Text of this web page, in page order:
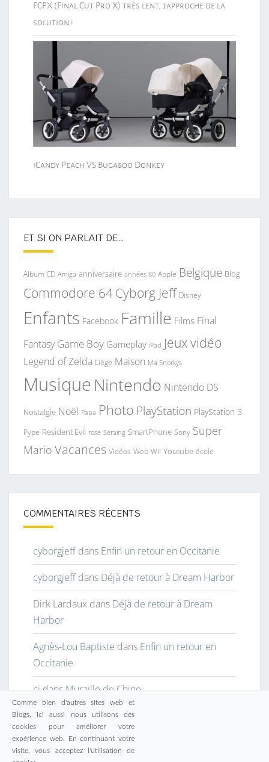
FCPX (Final Cut Pro X) très lent, j’approche de la
solution !
iCandy Peach VS Bugaboo Donkey
ET SI ON PARLAIT DE…
Album CD Amiga anniversaire années 80 Apple Belgique Blog
Commodore 64Cyborg Jeff Disney
Enfants Facebook Famille Films Final
Fantasy Game Boy Gameplay iPad Jeux vidéo
Legend of Zelda Liège Maison Ma Snorkys
MusiqueNintendo Nintendo DS
Nostalgie Noël Papa Photo PlayStation PlayStation 3
Pype Resident Evil rose Seraing SmartPhone Sony Super
Mario Vacances Vidéos Web Wii Youtube école
COMMENTAIRES RÉCENTS
cyborgjeffdans Enfin un retour en Occitanie
cyborgjeffdans Déjà de retour à Dream Harbor
Dirk Lardaux dans Déjà de retour à Dream
Harbor
Agnès-Lou Baptiste dans Enfin un retour en
Occitanie
cjdansMuraille de Chine
© 2026 Fièrement propulsé par
Comme bien d'autres sites web et
Blogs, ici aussi nous utilisons des
cookies pour améliorer votre
expérience web. En continuant votre
visite, vous acceptez l'utilisation de